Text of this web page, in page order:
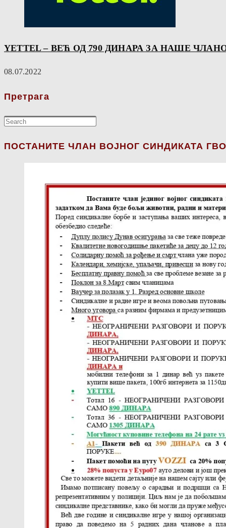
YETTEL – ВЕЋ ОД 790 ДИНАРА ЗА НАШЕ
08.07.2022
Претрага
ПОСТАНИТЕ ЧЛАН ВОЈНОГ СИНДИКАТА